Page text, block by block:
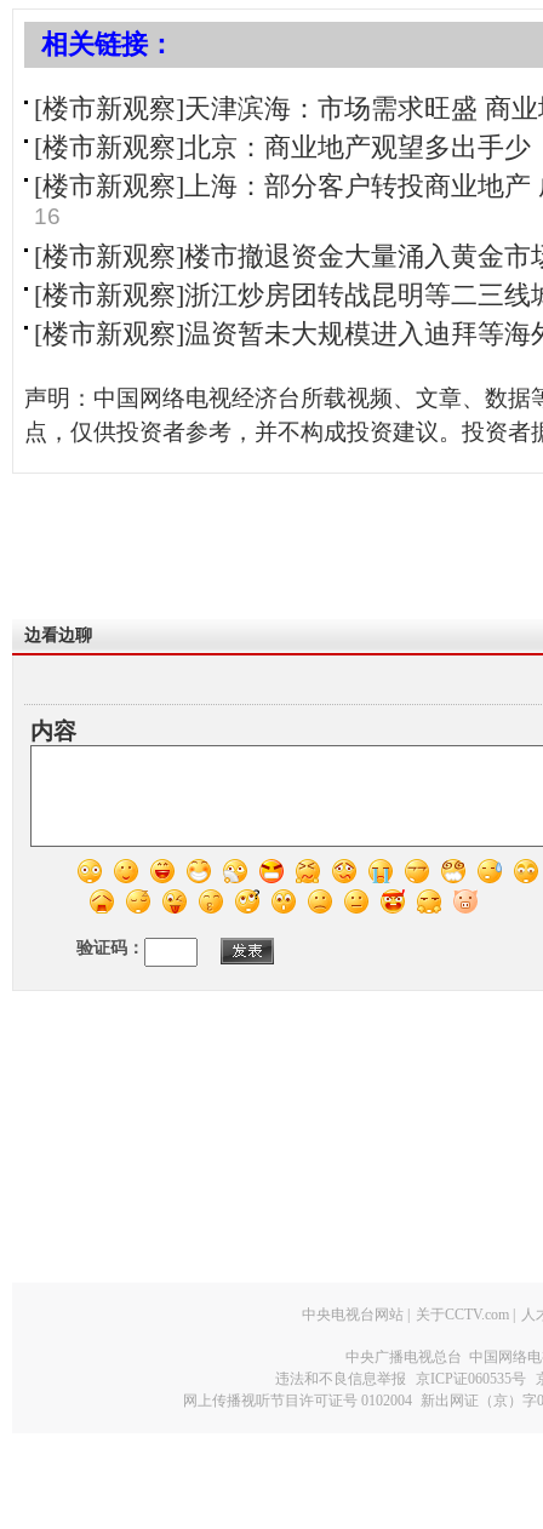
相关链接：
[楼市新观察]天津滨海：市场需求旺盛 商
[楼市新观察]北京：商业地产观望多出手少
[楼市新观察]上海：部分客户转投商业地产
16
[楼市新观察]楼市撤退资金大量涌入黄金市
[楼市新观察]浙江炒房团转战昆明等二三线
[楼市新观察]温资暂未大规模进入迪拜等海
声明：中国网络电视经济台所载视频、文章、数据
点，仅供投资者参考，并不构成投资建议。投资者
边看边聊
内容
验证码：
中央电视台网站 关于CCTV.com 人
中央广播电视总台 中国网络
违法和不良信息举报
京ICP证060535号
网上传播视听节目许可证号 0102004 新出网证（京）